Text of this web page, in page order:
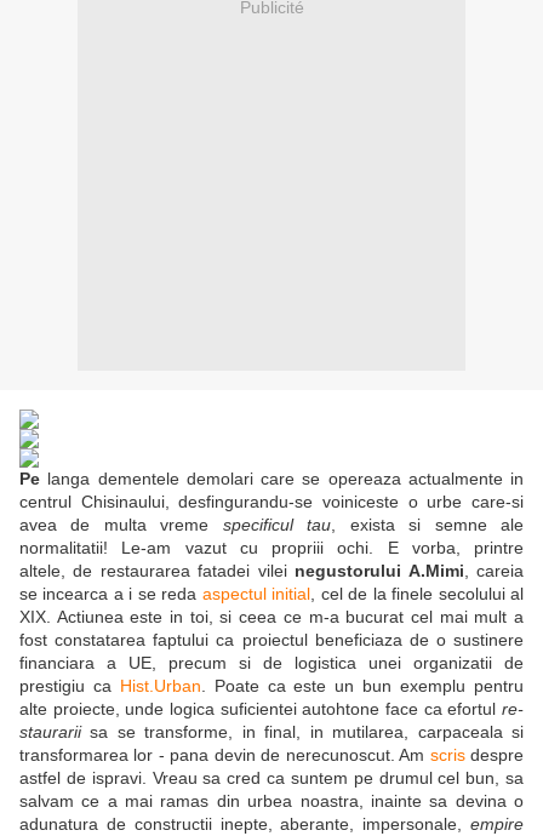
Publicité
Pe langa dementele demolari care se opereaza actualmente in
centrul Chisinaului, desfingurandu-se voiniceste o urbe care-si
avea de multa vreme specificul tau , exista si semne ale
normalitatii! Le-am vazut cu propriii ochi. E vorba, printre
altele, de restaurarea fatadei vilei negustorului A.Mimi , careia
se incearca a i se reda aspectul initial , cel de la finele secolului al
XIX. Actiunea este in toi, si ceea ce m-a bucurat cel mai mult a
fost constatarea faptului ca proiectul beneficiaza de o sustinere
financiara a UE, precum si de logistica unei organizatii de
prestigiu ca Hist.Urban . Poate ca este un bun exemplu pentru
alte proiecte, unde logica suficientei autohtone face ca efortul re-
staurariisa se transforme, in final, in mutilarea, carpaceala si
transformarea lor - pana devin de nerecunoscut. Am scrisdespre
astfel de ispravi. Vreau sa cred ca suntem pe drumul cel bun, sa
salvam ce a mai ramas din urbea noastra, inainte sa devina o
adunatura de constructii inepte, aberante, impersonale, empire